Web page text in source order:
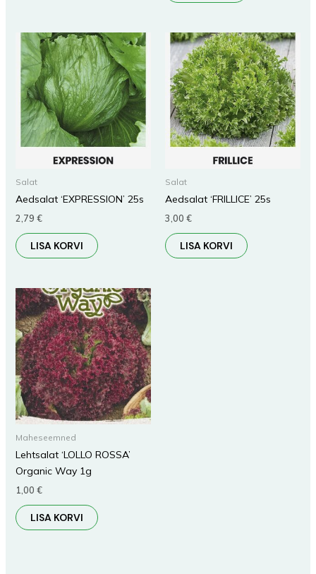
Salat
Aedsalat ‘EXPRESSION’ 25s
2,79 €
LISA KORVI
Salat
Aedsalat ‘FRILLICE’ 25s
3,00 €
LISA KORVI
Maheseemned
Lehtsalat ‘LOLLO ROSSA’
Organic Way 1g
1,00 €
LISA KORVI